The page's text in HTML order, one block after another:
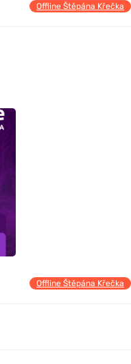
Offline Štěpána Křečka
Offline Štěpána Křečka